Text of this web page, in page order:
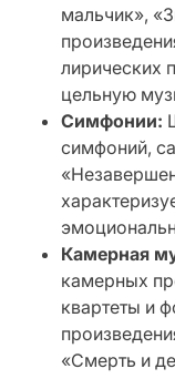
мальчик»,
лирических
цельную
Симфонии:
симфоний,
Камерная
камерных
квартеты и
«Смерть и